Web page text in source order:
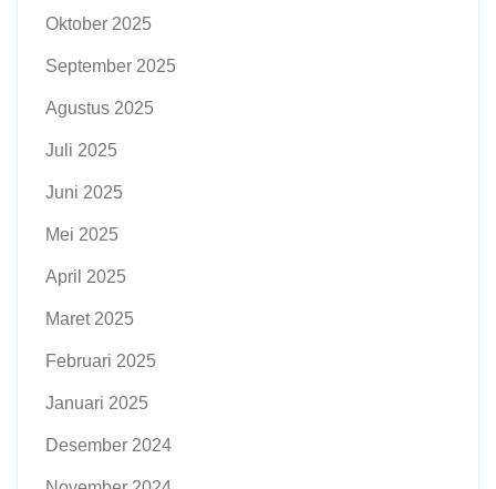
Oktober 2025
September 2025
Agustus 2025
Juli 2025
Juni 2025
Mei 2025
April 2025
Maret 2025
Februari 2025
Januari 2025
Desember 2024